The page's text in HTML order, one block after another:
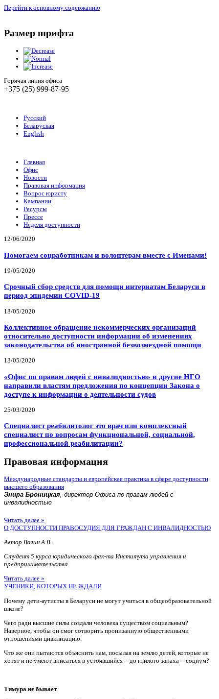
Перейти к основному содержанию
Размер шрифта
Горячая линия офиса
+375 (25) 999-87-95
Русский
Беларуская
English
Главная
Офис
Новости
Правовая информация
Вопрос юристу
Кампании
Ресурсы
Прессе
Неделя доступности
12/06/2020
Помогаем соцработникам и волонтерам вместе с Именами!
19/05/2020
Срочный сбор средств для помощи интернатам Беларуси в
период эпидемии COVID-19
13/05/2020
Коллективное обращение некоммерческих организаций
относительно доступности информации об изменениях
законодательства об иностранной безвозмездной помощи
13/05/2020
«Офис по правам людей с инвалидностью» и другие НГО
направили властям предложения по концепции Закона о
доступе к информации о деятельности судов
25/03/2020
Специалист реабилитолог это врач или комплексный
специалист по вопросам функциональной, социальной,
профессиональной реабилитации?
Правовая информация
Международные стандарты и европейская практика в сфере доступности
высшего образования
Энира Броницкая, директор Офиса по правам людей с
инвалидностью
Читать далее »
О ДОСТУПНОСТИ ПРАВОСУДИЯ ДЛЯ ГРАЖДАН С ИНВАЛИДНОСТЬЮ
Автор Вагин А.В.
Студент 5 курса юридического фак-та Института управления и
предпринимательства
Читать далее »
УЧЕНИКИ, КОТОРЫХ НЕ ЖДАЛИ
Почему дети-аутисты в Беларуси не могут учиться в общеобразовательной
школе?
Чего ради высшие силы создали человека существом социальным?
Наверное, чтобы он смог сотворить пронизанную общественными
отношениями цивилизацию.
Что же они пытаются объяснить нам, посылая на землю детей, которые не
хотят и не умеют вписаться в устоявшийся -- до гнилого запаха -- социум?
Тимура не бывает